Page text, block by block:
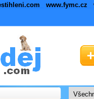
www.fymc.cz